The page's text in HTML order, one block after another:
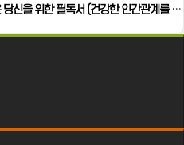
필독서 (건강한 인간관계를 위한 거절의 기술)